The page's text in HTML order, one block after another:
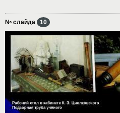
№ слайда 10